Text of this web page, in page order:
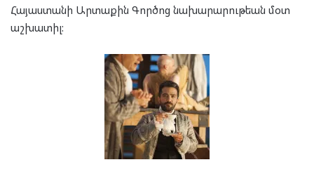
Հայաստանի Արտաքին Գործոց նախարարութեան մօտ
աշխատիլ: